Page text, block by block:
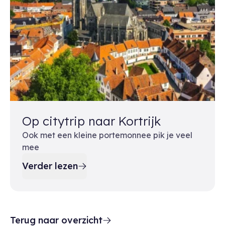
Op citytrip naar Kortrijk
Ook met een kleine portemonnee pik je veel
mee
Verder lezen
Terug naar overzicht